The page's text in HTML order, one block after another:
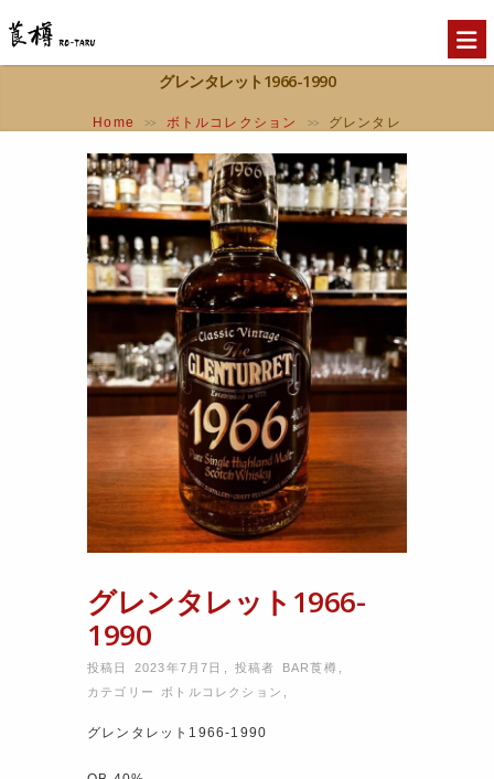
グレンタレット1966-1990
Home >> ボトルコレクション >>
グレンタレ
グレンタレット1966-
1990
投稿日 2023年7月7日 ,投稿者 BAR莨樽
カテゴリー ボトルコレクション
グレンタレット1966-1990